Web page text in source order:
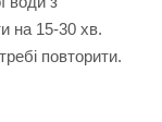
на 15-30 хв.
повторити.